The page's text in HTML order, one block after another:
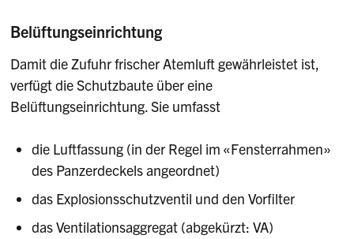
Belüftungseinrichtung
Damit die Zufuhr frischer Atemluft gewährleistet ist,
verfügt die Schutzbaute über eine
Belüftungseinrichtung. Sie umfasst
die Luftfassung (in der Regel im «Fensterrahmen»
des Panzerdeckels angeordnet)
das Explosionsschutzventil und den Vorfilter
das Ventilationsaggregat (abgekürzt: VA)